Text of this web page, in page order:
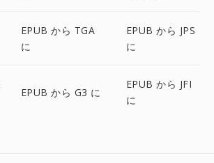
EPUB から TGA
に
EPUB から JPS
に
EPUB から G3 に
EPUB から JFI
に